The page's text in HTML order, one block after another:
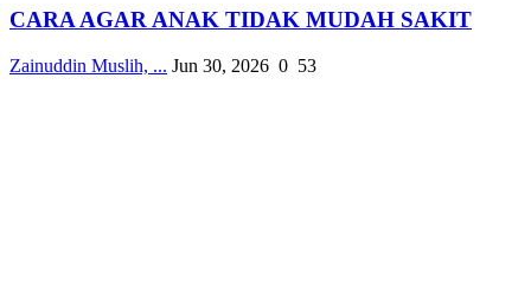
CARA AGAR ANAK TIDAK MUDAH SAKIT
Zainuddin Muslih, ... Jun 30, 2026 0 53